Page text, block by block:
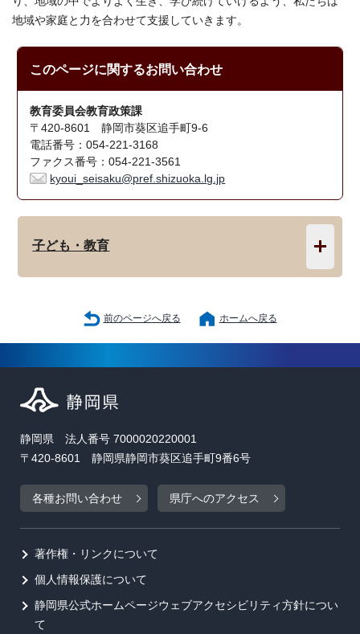
地域や家庭と力を合わせて支援していきます。
このページに関するお問い合わせ
教育委員会教育政策課
〒420-8601 静岡市葵区追手町9-6
電話番号：054-221-3168
ファクス番号：054-221-3561
kyoui_seisaku@pref.shizuoka.lg.jp
子ども・教育
前のページへ戻る ホームへ戻る
静岡県 法人番号 7000020220001
〒420-8601 静岡県静岡市葵区追手町9番6号
各種お問い合わせ 県庁へのアクセス
著作権・リンクについて
個人情報保護について
静岡県公式ホームページウェブアクセシビリティ方針につい
て